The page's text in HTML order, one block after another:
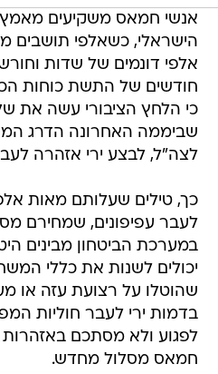
אנשי חמאס משקיעים מאמץ
הישראלי, כשאלפי תושבים
אלפי דונמים של שדות
חודשים של התשת כוחות
כי הלחץ הציבורי עשה את
שביממה האחרונה הדרג
לצה"ל, לבצע ירי אזהרה
כך, טילים שעלותם מאות
לעבר עפיפונים, שמחירם
במערכת הביטחון מבינים
יכולים לשנות את כללי
שהוטלו על רצועת עזה או
בדמות ירי לעבר חוליות
לפגוע ולא מסתכם
חמאס מסלול מחדש.